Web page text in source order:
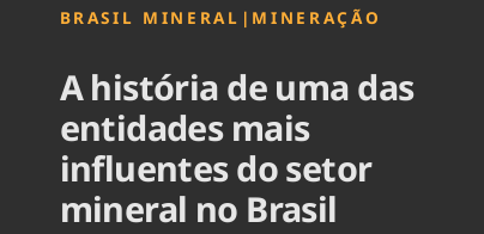
BRASIL MINERAL | MINERAÇÃO
A história de uma das
entidades mais
influentes do setor
mineral no Brasil